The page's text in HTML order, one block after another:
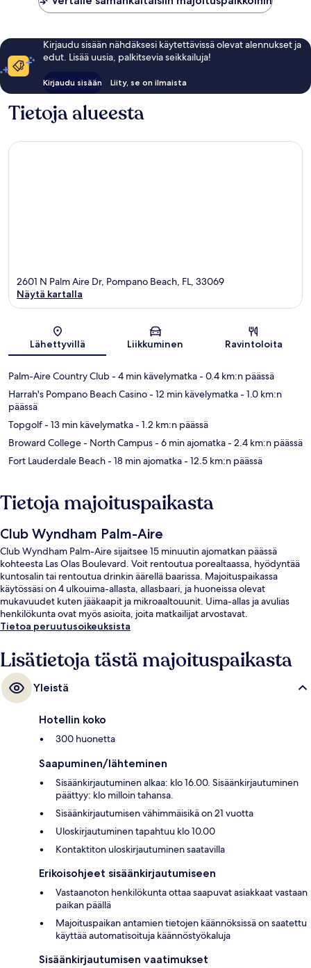
Kirjaudu sisään nähdäksesi käytettävissä olevat alennukset ja
edut. Lisää uusia, palkitsevia seikkailuja!
Kirjaudu sisään Liity, se on ilmaista
Tietoja alueesta
Kartta
2601 N Palm Aire Dr, Pompano Beach, FL, 33069
Näytä kartalla
Lähettyvillä Liikkuminen Ravintoloita
Palm-Aire Country Club- 4 min kävelymatka- 0.4 km:n päässä
Harrah's Pompano Beach Casino- 12 min kävelymatka- 1.0 km:n
päässä
Topgolf- 13 min kävelymatka- 1.2 km:n päässä
Broward College - North Campus- 6 min ajomatka- 2.4 km:n päässä
Fort Lauderdale Beach- 18 min ajomatka- 12.5 km:n päässä
Tietoja majoituspaikasta
Club Wyndham Palm-Aire
Club Wyndham Palm-Aire sijaitsee 15 minuutin ajomatkan päässä
kohteesta Las Olas Boulevard. Voit rentoutua porealtaassa, hyödyntää
kuntosalin tai rentoutua drinkin äärellä baarissa. Majoituspaikassa
käytössäsi on 4 ulkouima-allasta, allasbaari, ja huoneissa olevat
mukavuudet kuten jääkaapit ja mikroaaltouunit. Uima-allas ja avulias
henkilökunta ovat myös asioita, joita matkailijat arvostavat.
Tietoa peruutusoikeuksista
Lisätietoja tästä majoituspaikasta
Yleistä
Hotellin koko
300 huonetta
Saapuminen/lähteminen
Sisäänkirjautuminen alkaa: klo 16.00. Sisäänkirjautuminen
päättyy: klo milloin tahansa.
Sisäänkirjautumisen vähimmäisikä on 21 vuotta
Uloskirjautuminen tapahtuu klo 10.00
Kontaktiton uloskirjautuminen saatavilla
Erikoisohjeet sisäänkirjautumiseen
Vastaanoton henkilökunta ottaa saapuvat asiakkaat vastaan
paikan päällä
Majoituspaikan antamien tietojen käännöksissä on saatettu
käyttää automatisoituja käännöstyökaluja
Sisäänkirjautumisen vaatimukset